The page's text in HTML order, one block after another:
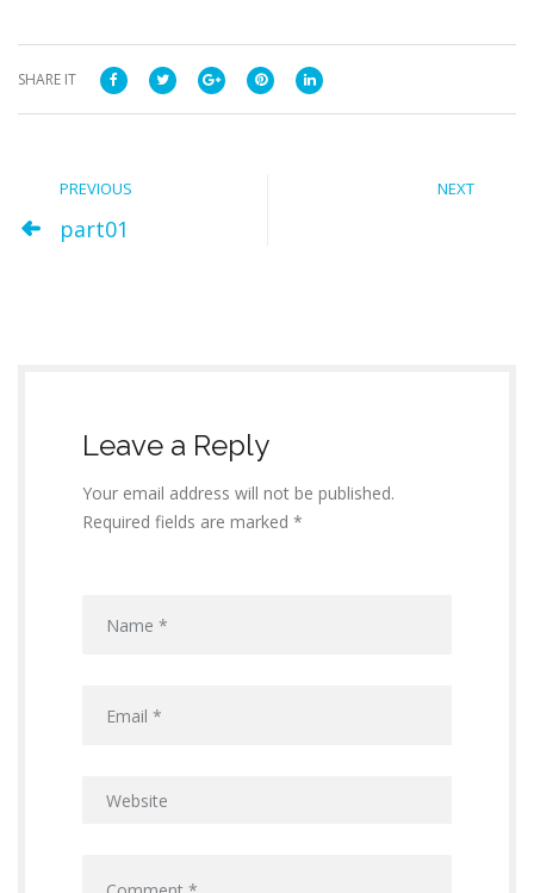
SHARE IT
PREVIOUS
part01
NEXT
Leave a Reply
Your email address will not be published.
Required fields are marked *